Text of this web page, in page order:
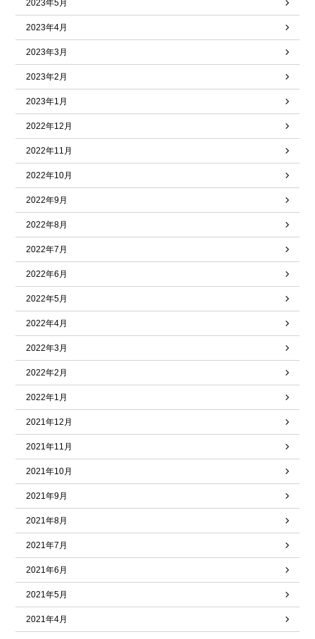
2023年5月
2023年4月
2023年3月
2023年2月
2023年1月
2022年12月
2022年11月
2022年10月
2022年9月
2022年8月
2022年7月
2022年6月
2022年5月
2022年4月
2022年3月
2022年2月
2022年1月
2021年12月
2021年11月
2021年10月
2021年9月
2021年8月
2021年7月
2021年6月
2021年5月
2021年4月